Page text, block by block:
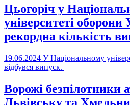
Цьогоріч у
університеті оборони
рекордна кількість
19.06.2024 У Національному
відбувся випуск.
Ворожі безпілотники